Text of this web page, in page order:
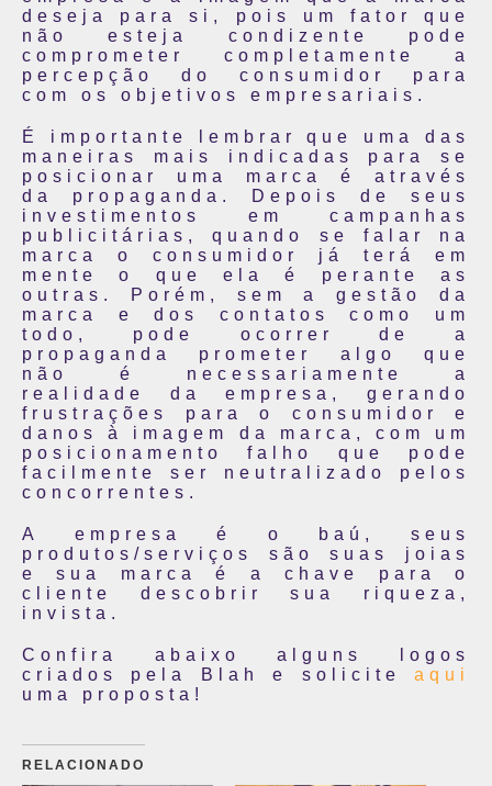
deseja para si, pois um fator que
não esteja condizente pode
comprometer completamente a
percepção do consumidor para
com os objetivos empresariais.
É importante lembrar que uma das
maneiras mais indicadas para se
posicionar uma marca é através
da propaganda. Depois de seus
investimentos em campanhas
publicitárias, quando se falar na
marca o consumidor já terá em
mente o que ela é perante as
outras. Porém, sem a gestão da
marca e dos contatos como um
todo, pode ocorrer de a
propaganda prometer algo que
não é necessariamente a
realidade da empresa, gerando
frustrações para o consumidor e
danos à imagem da marca, com um
posicionamento falho que pode
facilmente ser neutralizado pelos
concorrentes.
A empresa é o baú, seus
produtos/serviços são suas joias
e sua marca é a chave para o
cliente descobrir sua riqueza,
invista.
Confira abaixo alguns logos
criados pela Blah e solicite aqui
uma proposta!
RELACIONADO